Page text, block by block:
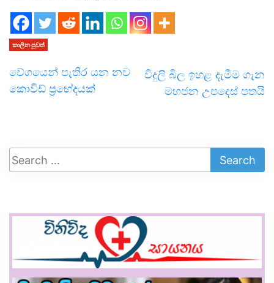
කාලීන පුවත්
වේගයෙන් පැතිර යන නව
කොවිඩ් ප්‍රභේදයක්
විදුලි බිල ඉහළ දැමීම ගැන
මහජන උපදෙස් පතයි